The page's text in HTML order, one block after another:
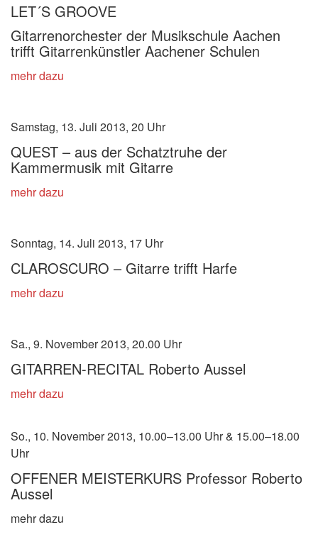
LET´S GROOVE
Gitarrenorchester der Musikschule Aachen
trifft Gitarrenkünstler Aachener Schulen
mehr dazu
Samstag, 13. Juli 2013, 20 Uhr
QUEST – aus der Schatztruhe der
Kammermusik mit Gitarre
mehr dazu
Sonntag, 14. Juli 2013, 17 Uhr
CLAROSCURO – Gitarre trifft Harfe
mehr dazu
Sa., 9. November 2013, 20.00 Uhr
GITARREN-RECITAL Roberto Aussel
mehr dazu
So., 10. November 2013, 10.00–13.00 Uhr & 15.00–18.00
Uhr
OFFENER MEISTERKURS Professor Roberto
Aussel
mehr dazu